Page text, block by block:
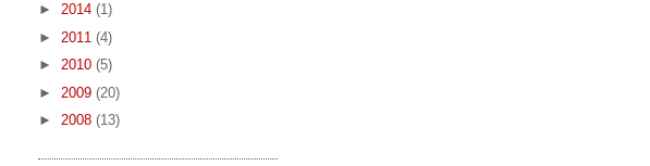
► 2014 (1)
► 2011 (4)
► 2010 (5)
► 2009 (20)
► 2008 (13)